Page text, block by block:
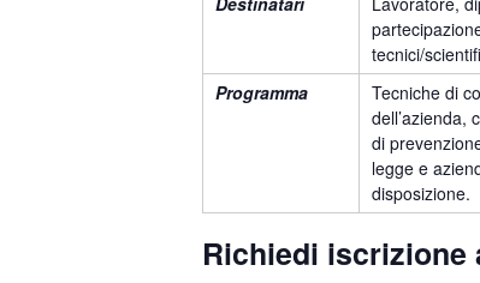
tecnici/
Programma
Tecniche di
dell’azienda,
di
legge e
disposizione.
Richiedi iscrizione